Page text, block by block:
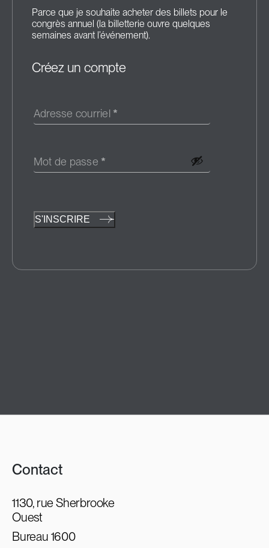
Parce que je souhaite acheter des billets pour le
congrès annuel (la billetterie ouvre quelques
semaines avant l’événement).
Créez un compte
Adresse courriel *
Mot de passe *
S'INSCRIRE
Contact
1130, rue Sherbrooke
Ouest
Bureau 1600